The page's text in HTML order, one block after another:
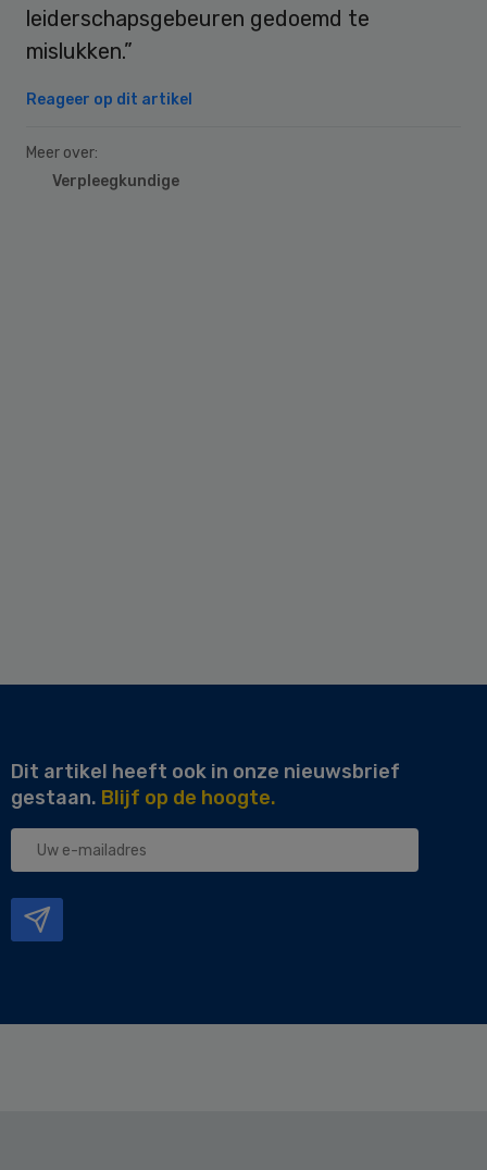
leiderschapsgebeuren gedoemd te
mislukken.”
Reageer op dit artikel
Meer over:
Verpleegkundige
Dit artikel heeft ook in onze nieuwsbrief
gestaan. Blijf op de hoogte.
Uw